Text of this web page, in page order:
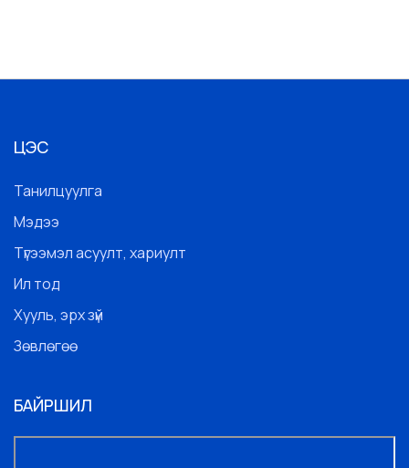
ЦЭС
Танилцуулга
Мэдээ
Түгээмэл асуулт, хариулт
Ил тод
Хууль, эрх зүй
Зөвлөгөө
БАЙРШИЛ